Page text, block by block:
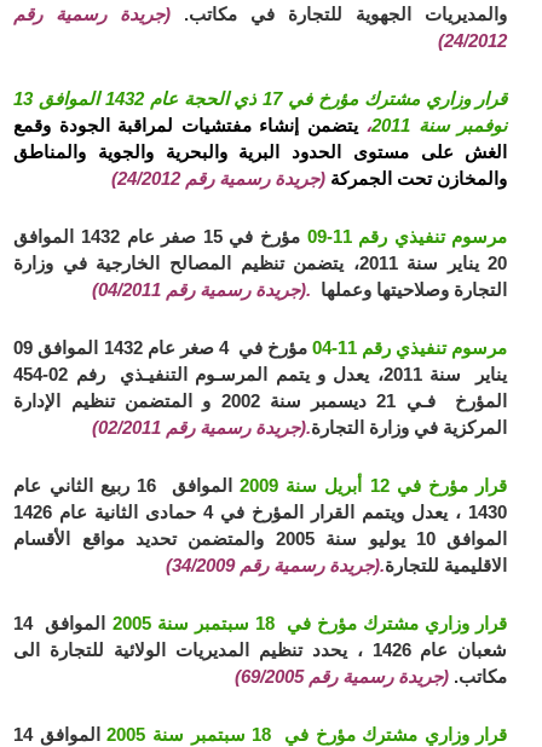
والمديريات الجهوية للتجارة في مكاتب. (جريدة رسمية رقم
24/2012)
قرار وزاري مشترك مؤرخ في 17 ذي الحجة عام 1432 الموافق 13
نوفمبر سنة 2011
،يتضمن إنشاء مفتشيات لمراقبة الجودة وقمع
الغش على مستوى الحدود البرية والبحرية والجوية والمناطق
والمخازن تحت الجمركة (جريدة رسمية رقم 24/2012)
مرسوم تنفيذي رقم 11-09
مؤرخ في 15 صفر عام 1432 الموافق
20 يناير سنة 2011، يتضمن تنظيم المصالح الخارجية في وزارة
التجارة وصلاحيتها وعملها .(جريدة رسمية رقم 04/2011)
مرسوم تنفيذي رقم 11-04
مؤرخ في 4 صغر عام 1432 الموافق 09
يناير سنة 2011، يعدل و يتمم المرسـوم التنفيـذي رفم 02-454
المؤرخ فـي 21 ديسمبر سنة 2002 و المتضمن تنظيم الإدارة
المركزية في وزارة التجارة.(جريدة رسمية رقم 02/2011)
قرار مؤرخ في 12 أبريل سنة 2009
الموافق 16 ربيع الثاني عام
1430 ، يعدل ويتمم القرار المؤرخ في 4 حمادى الثانية عام 1426
الموافق 10 يوليو سنة 2005 والمتضمن تحديد مواقع الأقسام
الاقليمية للتجارة.(جريدة رسمية رقم 34/2009)
قرار وزاري مشترك مؤرخ في 18 سبتمبر سنة 2005
الموافق 14
شعبان عام 1426 ، يحدد تنظيم المديريات الولائية للتجارة الى
مكاتب. (جريدة رسمية رقم 69/2005)
قرار وزاري مشترك مؤرخ في 18 سبتمبر سنة 2005
الموافق 14